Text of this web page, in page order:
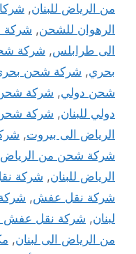
من الرياض للبنان,
الرهوان للشحن, شركة
الى طرابلس, شركة
بحري, شركة شحن بحري
شحن دولي, شركة شحن
دولي للبنان, شركة شحن
الرياض الى بيروت,
شركة شحن من
الرياض للبنان, شركة
شركة نقل عفش,
لبنان, شركة نقل عفش
من الرياض الى لبنان,